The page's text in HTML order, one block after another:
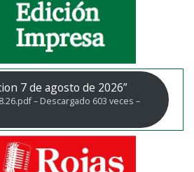
7 de agosto de 2026”
– Descargado 603 veces –